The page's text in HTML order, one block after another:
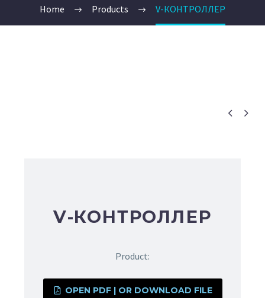
Home Products V-КОНТРОЛЛЕР
 
V-КОНТРОЛЛЕР
Product:
OPEN PDF | OR DOWNLOAD FILE